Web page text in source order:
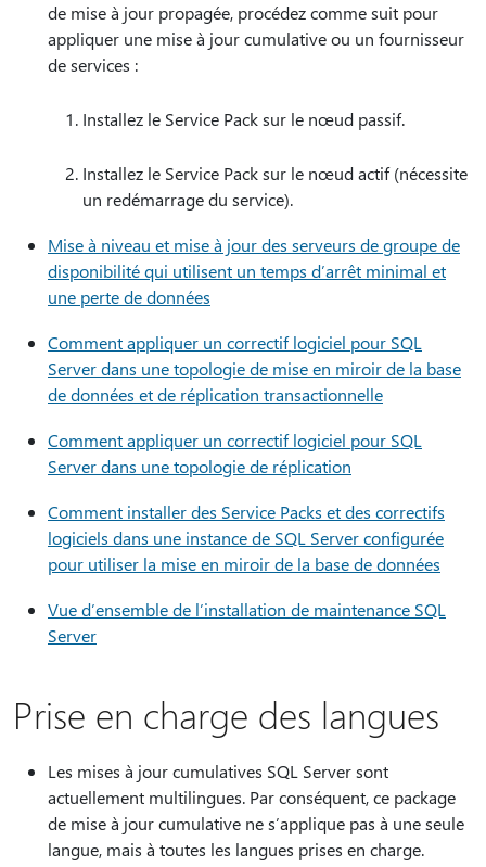
de mise à jour propagée, procédez comme suit pour
appliquer une mise à jour cumulative ou un fournisseur
de services :
Installez le Service Pack sur le nœud passif.
Installez le Service Pack sur le nœud actif (nécessite
un redémarrage du service).
Mise à niveau et mise à jour des serveurs de groupe de
disponibilité qui utilisent un temps d’arrêt minimal et
une perte de données
Comment appliquer un correctif logiciel pour SQL
Server dans une topologie de mise en miroir de la base
de données et de réplication transactionnelle
Comment appliquer un correctif logiciel pour SQL
Server dans une topologie de réplication
Comment installer des Service Packs et des correctifs
logiciels dans une instance de SQL Server configurée
pour utiliser la mise en miroir de la base de données
Vue d’ensemble de l’installation de maintenance SQL
Server
Prise en charge des langues
Les mises à jour cumulatives SQL Server sont
actuellement multilingues. Par conséquent, ce package
de mise à jour cumulative ne s’applique pas à une seule
langue, mais à toutes les langues prises en charge.